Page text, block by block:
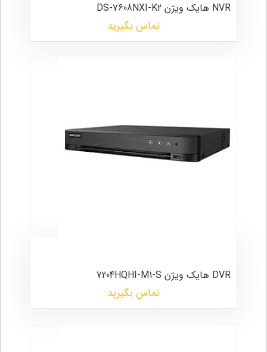
NVR هایک ویژن DS-7608NXI-K2
تماس بگیرید
DVR هایک ویژن 7204HQHI-M1-S
تماس بگیرید